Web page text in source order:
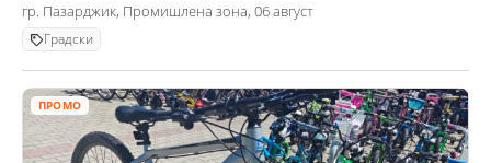
гр. Пазарджик, Промишлена зона, 06 август
Градски
ПРОМО